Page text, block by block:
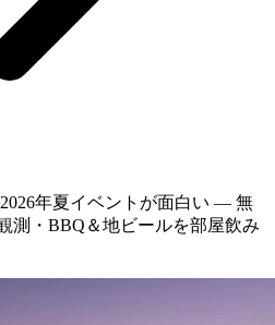
年夏イベントが面白い ― 無
測・BBQ＆地ビールを部屋飲み